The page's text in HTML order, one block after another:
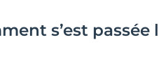
s’est